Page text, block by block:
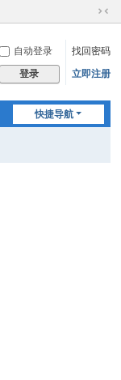
切
到
窄
自动登录
找回密码
登录 立即注册
快捷导航